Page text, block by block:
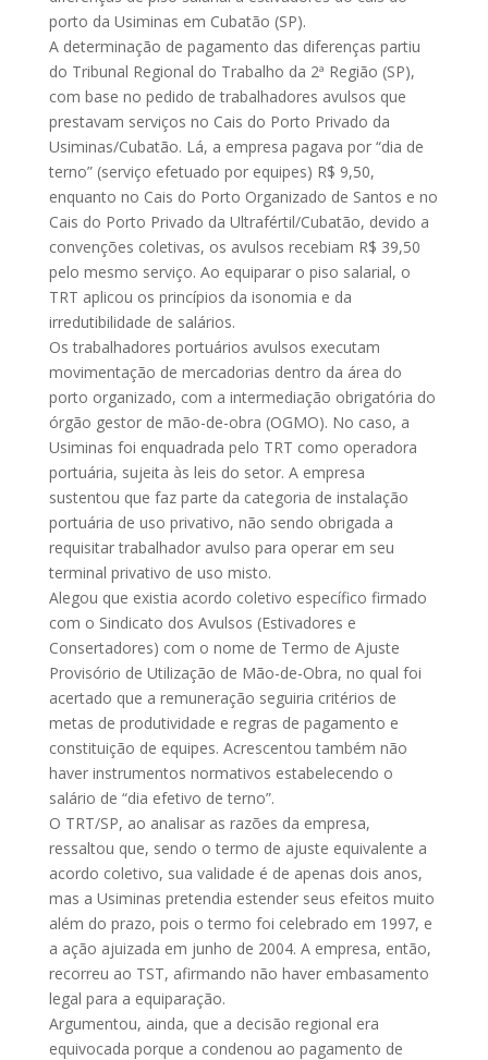
porto da Usiminas em Cubatão (SP).
A determinação de pagamento das diferenças partiu
do Tribunal Regional do Trabalho da 2ª Região (SP),
com base no pedido de trabalhadores avulsos que
prestavam serviços no Cais do Porto Privado da
Usiminas/Cubatão. Lá, a empresa pagava por “dia de
terno” (serviço efetuado por equipes) R$ 9,50,
enquanto no Cais do Porto Organizado de Santos e no
Cais do Porto Privado da Ultrafértil/Cubatão, devido a
convenções coletivas, os avulsos recebiam R$ 39,50
pelo mesmo serviço. Ao equiparar o piso salarial, o
TRT aplicou os princípios da isonomia e da
irredutibilidade de salários.
Os trabalhadores portuários avulsos executam
movimentação de mercadorias dentro da área do
porto organizado, com a intermediação obrigatória do
órgão gestor de mão-de-obra (OGMO). No caso, a
Usiminas foi enquadrada pelo TRT como operadora
portuária, sujeita às leis do setor. A empresa
sustentou que faz parte da categoria de instalação
portuária de uso privativo, não sendo obrigada a
requisitar trabalhador avulso para operar em seu
terminal privativo de uso misto.
Alegou que existia acordo coletivo específico firmado
com o Sindicato dos Avulsos (Estivadores e
Consertadores) com o nome de Termo de Ajuste
Provisório de Utilização de Mão-de-Obra, no qual foi
acertado que a remuneração seguiria critérios de
metas de produtividade e regras de pagamento e
constituição de equipes. Acrescentou também não
haver instrumentos normativos estabelecendo o
salário de “dia efetivo de terno”.
O TRT/SP, ao analisar as razões da empresa,
ressaltou que, sendo o termo de ajuste equivalente a
acordo coletivo, sua validade é de apenas dois anos,
mas a Usiminas pretendia estender seus efeitos muito
além do prazo, pois o termo foi celebrado em 1997, e
a ação ajuizada em junho de 2004. A empresa, então,
recorreu ao TST, afirmando não haver embasamento
legal para a equiparação.
Argumentou, ainda, que a decisão regional era
equivocada porque a condenou ao pagamento de